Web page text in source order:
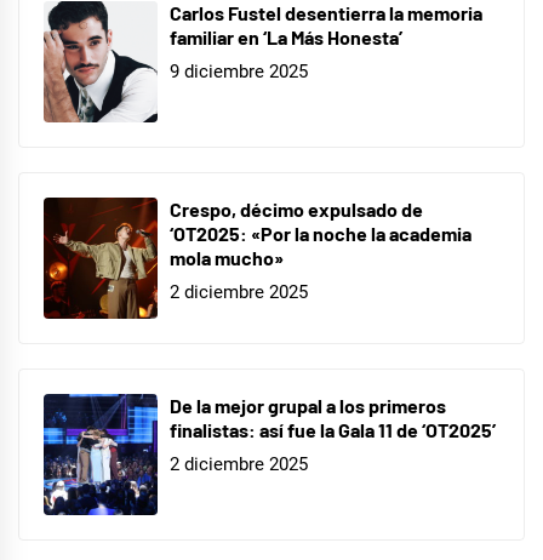
Carlos Fustel desentierra la memoria
familiar en ‘La Más Honesta’
9 diciembre 2025
Crespo, décimo expulsado de
‘OT2025: «Por la noche la academia
mola mucho»
2 diciembre 2025
De la mejor grupal a los primeros
finalistas: así fue la Gala 11 de ‘OT2025’
2 diciembre 2025